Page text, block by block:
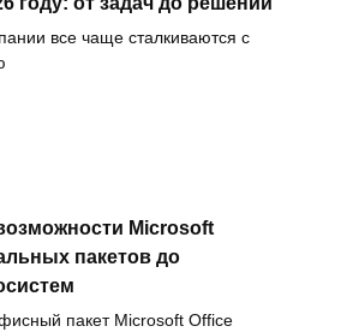
все чаще сталкиваются с
Microsoft
пакетов до
пакет Microsoft Office